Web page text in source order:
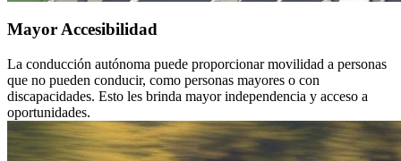
Mayor Accesibilidad
La conducción autónoma puede proporcionar movilidad a personas
que no pueden conducir, como personas mayores o con
discapacidades. Esto les brinda mayor independencia y acceso a
oportunidades.